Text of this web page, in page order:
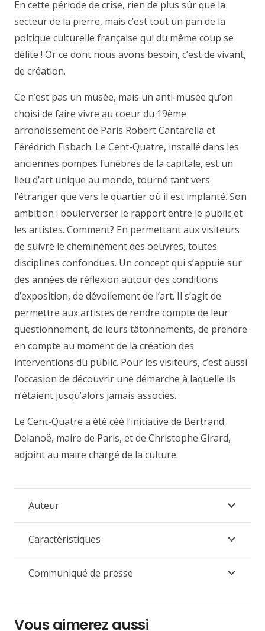
En cette période de crise, rien de plus sûr que la
secteur de la pierre, mais c’est tout un pan de la
poltique culturelle française qui du même coup se
délite ! Or ce dont nous avons besoin, c’est de vivant,
de création.
Ce n’est pas un musée, mais un anti-musée qu’on
choisi de faire vivre au coeur du 19ème
arrondissement de Paris Robert Cantarella et
Férédrich Fisbach. Le Cent-Quatre, installé dans les
anciennes pompes funèbres de la capitale, est un
lieu d’art unique au monde, tourné tant vers
l’étranger que vers le quartier où il est implanté. Son
ambition : boulerverser le rapport entre le public et
les artistes. Comment? En permettant aux visiteurs
de suivre le cheminement des oeuvres, toutes
disciplines confondues. Un concept qui s’appuie sur
des années de réflexion autour des conditions
d’exposition, de dévoilement de l’art. Il s’agit de
permettre aux artistes de rendre compte de leur
questionnement, de leurs tâtonnements, de prendre
en compte au moment de la création des
interventions du public. Pour les visiteurs, c’est aussi
l’occasion de découvrir une démarche à laquelle ils
n’étaient jusqu’alors jamais associés.
Le Cent-Quatre a été céé l’initiative de Bertrand
Delanoë, maire de Paris, et de Christophe Girard,
adjoint au maire chargé de la culture.
Auteur
Caractéristiques
Communiqué de presse
Vous aimerez aussi